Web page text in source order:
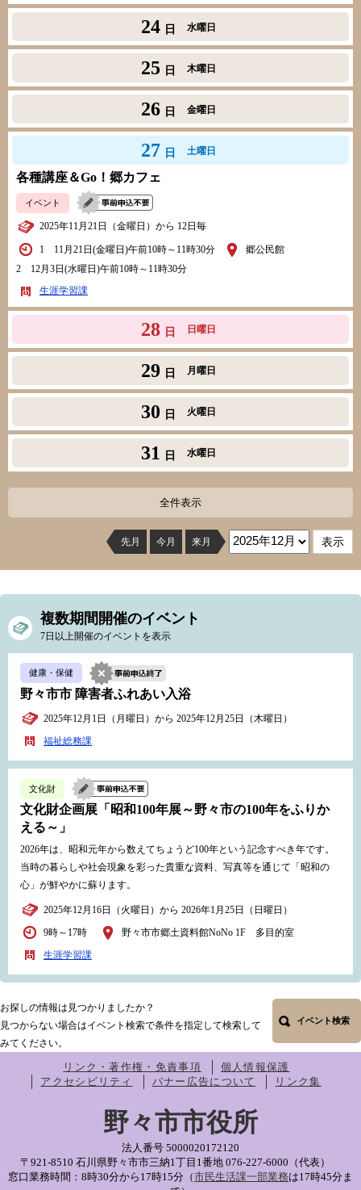
24 日 水曜日
25 日 木曜日
26 日 金曜日
27 日 土曜日
各種講座＆Go！郷カフェ
イベント
2025年11月21日（金曜日）から 12日毎
1 11月21日(金曜日)午前10時～11時30分
2 12月3日(水曜日)午前10時～11時30分
郷公民館
生涯学習課
28 日 日曜日
29 日 月曜日
30 日 火曜日
31 日 水曜日
全件表示
先月 今月 来月
複数期間開催のイベント
7日以上開催のイベントを表示
健康・保健
野々市市 障害者ふれあい入浴
2025年12月1日（月曜日）から 2025年12月25日（木曜日）
福祉総務課
文化財
文化財企画展「昭和100年展～野々市の100年をふりか
える～」
2026年は、昭和元年から数えてちょうど100年という記念すべき年です。
当時の暮らしや社会現象を彩った貴重な資料、写真等を通じて「昭和の
心」が鮮やかに蘇ります。
2025年12月16日（火曜日）から 2026年1月25日（日曜日）
9時～17時 野々市市郷土資料館NoNo 1F 多目的室
生涯学習課
お探しの情報は見つかりましたか？
見つからない場合はイベント検索で条件を指定して検索して
みてください。
イベント検索
リンク・著作権・免責事項
個人情報保護
アクセシビリティ
バナー広告について リンク集
野々市市役所
法人番号 5000020172120
〒921-8510 石川県野々市市三納1丁目1番地 076-227-6000（代表）
窓口業務時間：8時30分から17時15分（市民生活課一部業務は17時45分ま